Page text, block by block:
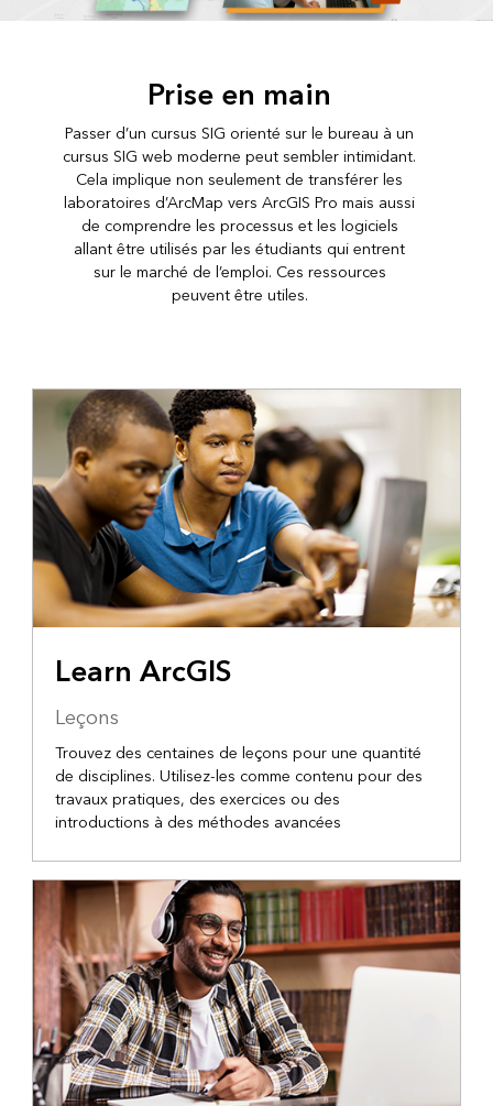
Prise en main
Passer d’un cursus SIG orienté sur le bureau à un
cursus SIG web moderne peut sembler intimidant.
Cela implique non seulement de transférer les
laboratoires d’ArcMap vers ArcGIS Pro mais aussi
de comprendre les processus et les logiciels
allant être utilisés par les étudiants qui entrent
sur le marché de l’emploi. Ces ressources
peuvent être utiles.
Learn ArcGIS
Leçons
Trouvez des centaines de leçons pour une quantité
de disciplines. Utilisez-les comme contenu pour des
travaux pratiques, des exercices ou des
introductions à des méthodes avancées